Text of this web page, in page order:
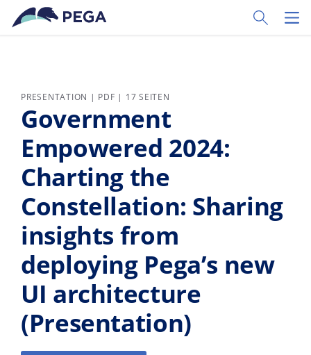
Zum Hauptinhalt wechseln
Toggle
PRESENTATION | PDF | 17 SEITEN
Government
Empowered 2024:
Charting the
Constellation: Sharing
insights from
deploying Pega’s new
UI architecture
(Presentation)